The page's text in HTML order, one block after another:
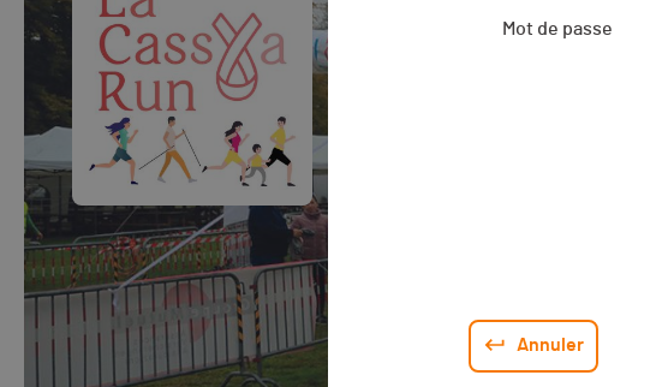
Mot de passe
Annuler